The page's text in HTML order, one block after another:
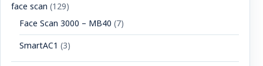
face scan (129)
Face Scan 3000 – MB40 (7)
SmartAC1 (3)